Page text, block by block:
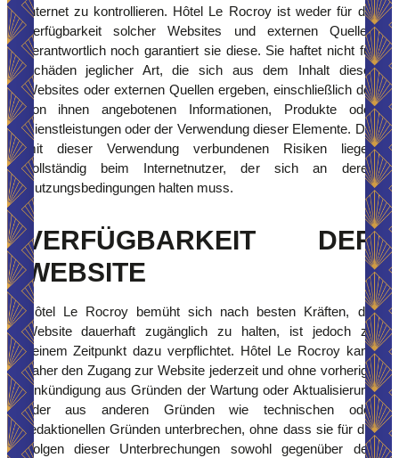
Internet zu kontrollieren. Hôtel Le Rocroy ist weder für die
Verfügbarkeit solcher Websites und externen Quellen
verantwortlich noch garantiert sie diese. Sie haftet nicht für
Schäden jeglicher Art, die sich aus dem Inhalt dieser
Websites oder externen Quellen ergeben, einschließlich der
von ihnen angebotenen Informationen, Produkte oder
Dienstleistungen oder der Verwendung dieser Elemente. Die
mit dieser Verwendung verbundenen Risiken liegen
vollständig beim Internetnutzer, der sich an deren
Nutzungsbedingungen halten muss.
VERFÜGBARKEIT DER
WEBSITE
Hôtel Le Rocroy bemüht sich nach besten Kräften, die
Website dauerhaft zugänglich zu halten, ist jedoch zu
keinem Zeitpunkt dazu verpflichtet. Hôtel Le Rocroy kann
daher den Zugang zur Website jederzeit und ohne vorherige
Ankündigung aus Gründen der Wartung oder Aktualisierung
oder aus anderen Gründen wie technischen oder
redaktionellen Gründen unterbrechen, ohne dass sie für die
Folgen dieser Unterbrechungen sowohl gegenüber den
DEUTSCH
ITALIANO
NEDERLANDS
ESPAÑOL
BESTÄTIGEN
Obligatorische Felder